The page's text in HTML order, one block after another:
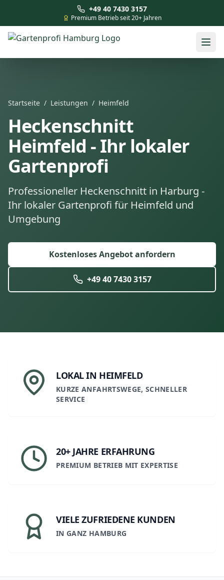
+49 40 7430 3157
Premium Betrieb seit 20+ Jahren
Startseite / Leistungen / Heimfeld
Heckenschnitt
Heimfeld - Ihr lokaler
Gartenprofi
Professioneller Heckenschnitt in Harburg -
Ihr lokaler Gartenprofi für Heimfeld und
Umgebung
Kostenloses Angebot anfordern
+49 40 7430 3157
LOKAL IN HEIMFELD
KURZE ANFAHRTSWEGE, SCHNELLER
SERVICE
20+ JAHRE ERFAHRUNG
PREMIUM BETRIEB MIT EXPERTISE
VIELE ZUFRIEDENE KUNDEN
IN GANZ HAMBURG